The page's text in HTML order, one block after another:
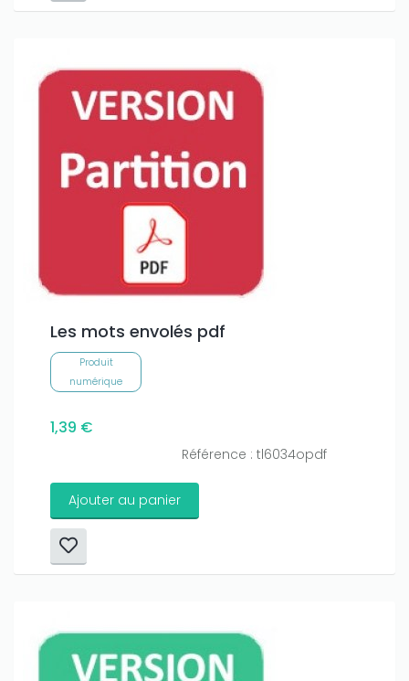
Les mots envolés pdf
Produit
numérique
1,39 €
Référence : tl6034opdf
Ajouter au panier